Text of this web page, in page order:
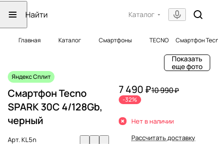
Каталог
Главная Каталог Смартфоны TECNO Смартфон
Показать
еще фото
Яндекс Сплит
Смартфон Tecno
SPARK 30C 4/128Gb,
черный
Арт.KL5n
7 490 ₽10 990 ₽
-32%
Нет в наличии
Рассчитать доставку